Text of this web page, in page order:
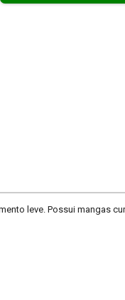
leve. Possui mangas